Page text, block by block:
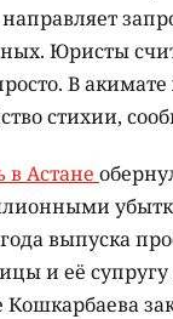
Юристы
В
стихии,
в Астане
выпуска
и её